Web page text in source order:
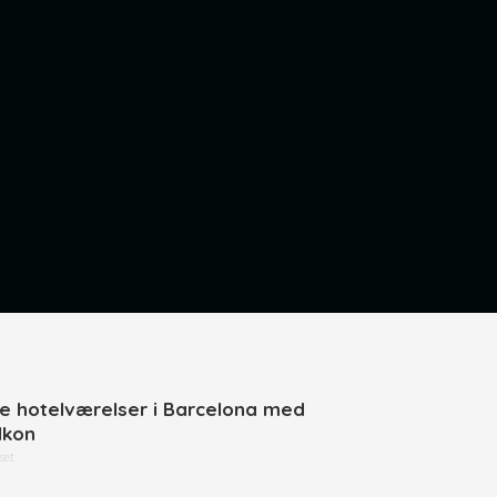
hotelværelser i Barcelona med